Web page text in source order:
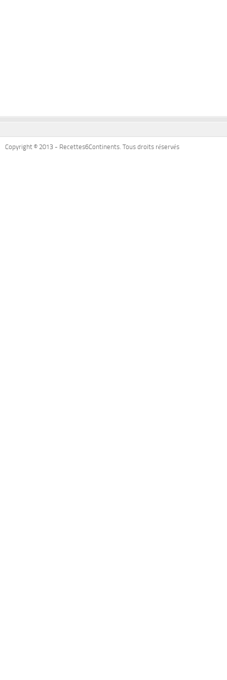
Copyright © 2013 - Recettes6Continents. Tous droits réservés